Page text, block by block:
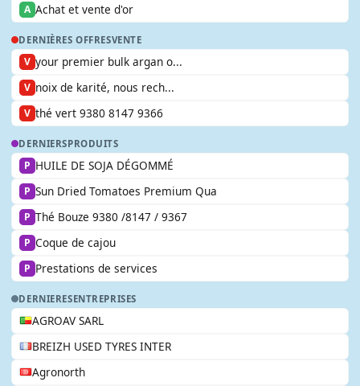
A Achat et vente d'or
DERNIÈRES OFFRESVENTE
V your premier bulk argan o...
V noix de karité, nous rech...
V thé vert 9380 8147 9366
DERNIERSPRODUITS
P HUILE DE SOJA DÉGOMMÉ
P Sun Dried Tomatoes Premium Qua
P Thé Bouze 9380 /8147 / 9367
P Coque de cajou
P Prestations de services
DERNIERESENTREPRISES
AGROAV SARL
BREIZH USED TYRES INTER
Agronorth